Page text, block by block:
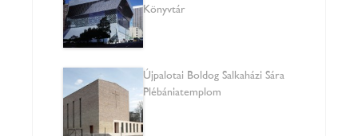
Könyvtár
Újpalotai Boldog Salkaházi Sára
Plébániatemplom